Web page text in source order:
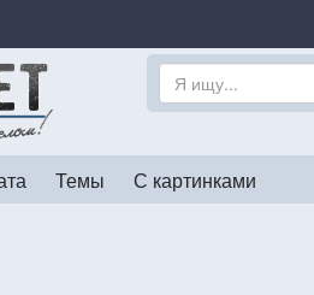
Темы С картинками